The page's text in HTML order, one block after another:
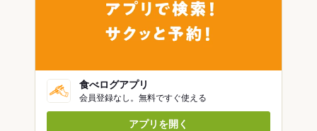
食べログアプリ
会員登録なし。無料ですぐ使える
アプリを開く